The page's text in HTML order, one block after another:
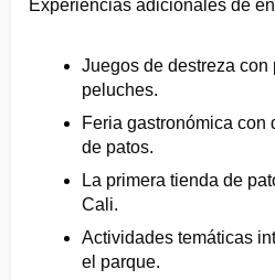
Experiencias adicionales de
Juegos de destreza con
peluches.
Feria gastronómica con
de patos.
La primera tienda de
Cali.
Actividades temáticas
el parque.